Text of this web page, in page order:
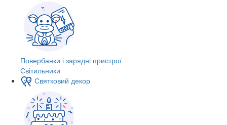
Повербанки і зарядні пристрої
Світильники
Святковий декор